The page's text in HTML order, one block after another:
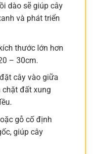
dào sẽ giúp cây
và phát triển
thước lớn hơn
– 30cm.
cây vào giữa
chặt đất xung
gỗ cố định
giúp cây